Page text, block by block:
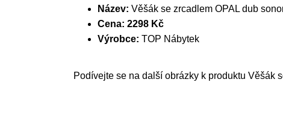
Název: Věšák se zrcadlem OPAL dub
Cena: 2298 Kč
Výrobce: TOP Nábytek
Podívejte se na další obrázky k produktu Věšák